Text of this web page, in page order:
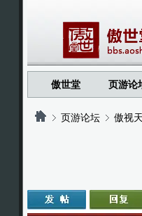
傲世堂 页游论
页游论坛 傲视